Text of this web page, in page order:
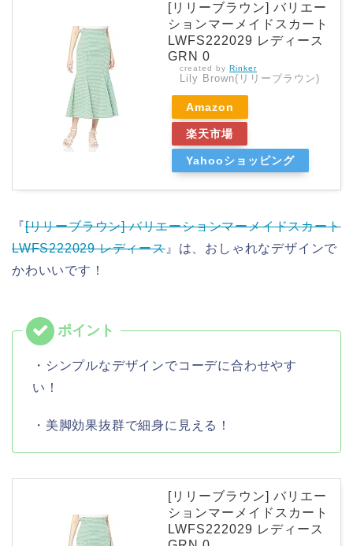
[リリーブラウン] バリエー
ションマーメイドスカート
LWFS222029 レディース
GRN 0
created by Rinker
Lily Brown(リリーブラウン)
Amazon
楽天市場
Yahooショッピング
『[リリーブラウン] バリエーションマーメイドスカート
LWFS222029 レディース』は、おしゃれなデザインで
かわいいです！
・シンプルなデザインでコーデに合わせやす
い！
・美脚効果抜群で細身に見える！
[リリーブラウン] バリエー
ションマーメイドスカート
LWFS222029 レディース